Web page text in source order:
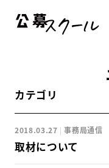
ジャンルから
小説
エッセイ
童話
ライティング
カテゴリ
2018.03.27 事務局通信
取材について